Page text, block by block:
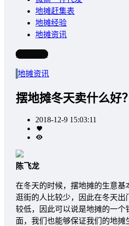
地摊赶集表
地摊经验
地摊资讯
写文章
地摊资讯
摆地摊冬天卖什么好
2018-12-9 15:03:11
陈飞龙
在冬天的时候，摆地摊的生意
逛街的人比较少，因此在冬天
较低，因此可以说是地摊的一
面，我们也能够保证我们的地